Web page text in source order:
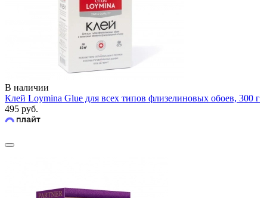
В наличии
Клей Loymina Glue для всех типов флизелиновых обоев, 300 г
495 руб.